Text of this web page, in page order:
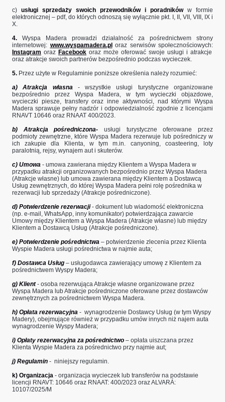
c) usługi sprzedaży swoich przewodników i poradnikóww formie
elektronicznej – pdf, do których odnoszą się wyłącznie pkt. I, II, VII, VIII, IX i
X.
4. Wyspa Madera prowadzi działalność za pośrednictwem strony
internetowej: www.wyspamadera.pl oraz serwisów społecznościowych:
Instagram oraz Facebook oraz może oferować swoje usługi i atrakcje
oraz atrakcje swoich partnerów bezpośrednio podczas wycieczek.
5. Przez użyte w Regulaminie poniższe określenia należy rozumieć:
a) Atrakcja własna- wszystkie usługi turystyczne organizowane
bezpośrednio przez Wyspa Madera, w tym wycieczki objazdowe,
wycieczki piesze, transfery oraz inne aktywności, nad którymi Wyspa
Madera sprawuje pełny nadzór i odpowiedzialność zgodnie z licencjami
RNAVT 10646 oraz RNAAT 400/2023.
b) Atrakcja pośredniczona- usługi turystyczne oferowane przez
podmioty zewnętrzne, które Wyspa Madera rezerwuje lub pośredniczy w
ich zakupie dla Klienta, w tym m.in. canyoning, coasteering, loty
paralotnią, rejsy, wynajem aut i skuterów.
c) ​Umowa - umowa zawierana między Klientem a Wyspa Madera w
przypadku atrakcji organizowanych bezpośrednio przez Wyspa Madera
(Atrakcje własne) lub umowa zawierana między Klientem a Dostawcą
Usług zewnętrznych, do której Wyspa Madera pełni rolę pośrednika w
rezerwacji lub sprzedaży (Atrakcje pośredniczone).
d) Potwierdzenie rezerwacji- dokument lub wiadomość elektroniczna
(np. e-mail, WhatsApp, inny komunikator) potwierdzająca zawarcie
Umowy między Klientem a Wyspa Madera (Atrakcje własne) lub między
Klientem a Dostawcą Usług (Atrakcje pośredniczone).
e) Potwierdzenie pośrednictwa – potwierdzenie zlecenia przez Klienta
Wyspie Madera usługi pośrednictwa w najmie auta;
f) Dostawca Usług – usługodawca zawierający umowę z Klientem za
pośrednictwem Wyspy Madera;
g) ​Klient- osoba rezerwująca Atrakcje własne organizowane przez
Wyspa Madera lub Atrakcje pośredniczone oferowane przez dostawców
zewnętrznych za pośrednictwem Wyspa Madera.
h) ​Opłata rezerwacyjna - wynagrodzenie Dostawcy Usług (w tym Wyspy
Madery), obejmujące również w przypadku umów innych niż najem auta
wynagrodzenie Wyspy Madera;
i) Opłaty rezerwacyjna za pośrednictwo – opłata uiszczana przez
Klienta Wyspie Madera za pośrednictwo przy najmie aut;
j) ​Regulamin - niniejszy regulamin​​​​.
k) Organizacja - organizacja wycieczek lub transferów na podstawie
licencji RNAVT: 10646 oraz RNAAT: 400/2023 oraz ALVARÁ:
10107/2025/M